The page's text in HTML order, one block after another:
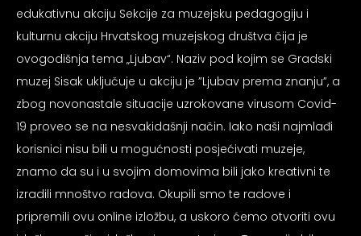
edukativnu akciju Sekcije za muzejsku pedagogiju i
kulturnu akciju Hrvatskog muzejskog društva čija je
ovogodišnja tema „Ljubav“. Naziv pod kojim se Gradski
muzej Sisak uključuje u akciju je ”Ljubav prema znanju”, a
zbog novonastale situacije uzrokovane virusom Covid-
19 proveo se na nesvakidašnji način. Iako naši najmlađi
korisnici nisu bili u mogućnosti posjećivati muzeje,
znamo da su i u svojim domovima bili jako kreativni te
izradili mnoštvo radova. Okupili smo te radove i
pripremili ovu online izložbu, a uskoro ćemo otvoriti ovu
vida